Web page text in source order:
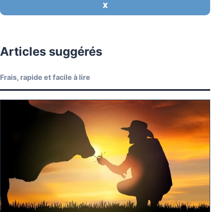
X
Articles suggérés
Frais, rapide et facile à lire